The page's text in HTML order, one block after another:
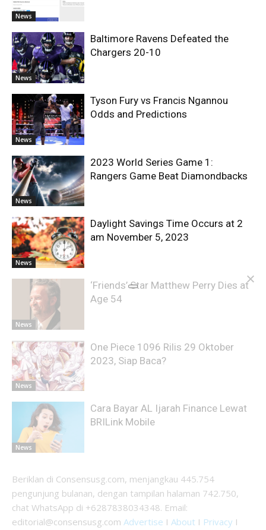
News
News
Baltimore Ravens Defeated the
Chargers 20-10
News
Tyson Fury vs Francis Ngannou
Odds and Predictions
News
2023 World Series Game 1:
Rangers Game Beat Diamondbacks
News
Daylight Savings Time Occurs at 2
am November 5, 2023
News
‘Friends’ Star Matthew Perry Dies at
Age 54
News
One Piece 1096 Rilis 29 Oktober
2023, Siap Baca?
News
Cara Bayar AL Ijarah Finance Lewat
BRILink Mobile
Beriklan di Consensusg.com, menjangkau 445.754
pengunjung bulanan, dengan tampilan halaman 742.750,
chat WhatsApp di +6287838034348. Email:
editorial@consensusg.com Advertise I About I Privacy I